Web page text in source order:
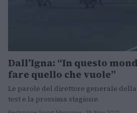
Dall’Igna: “In questo
fare quello che vuole”
Le parole del direttore generale
test e la prossima stagione.